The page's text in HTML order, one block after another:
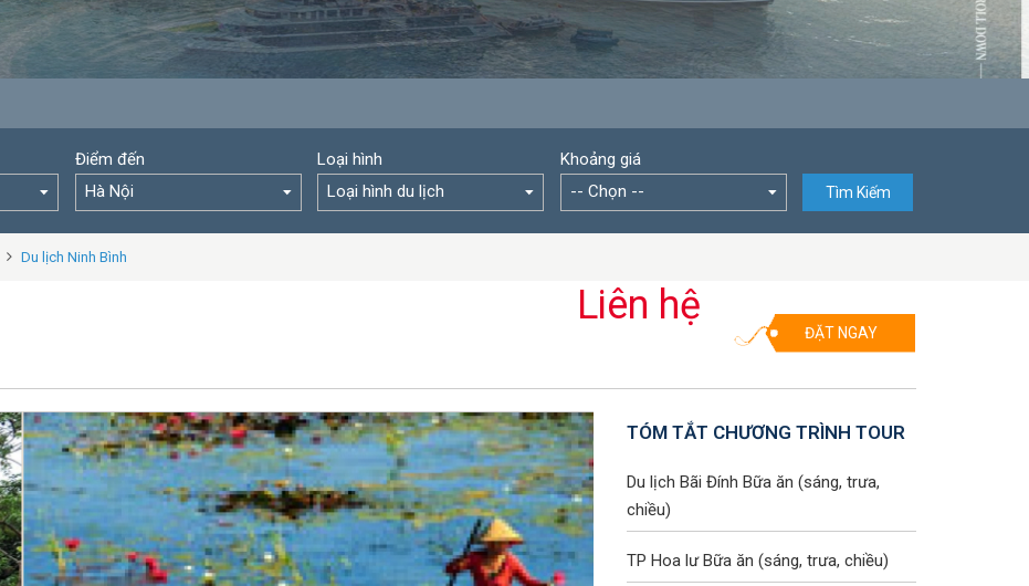
Điểm đến
Hà Nội
Loại hình
Loại hình du lịch
Khoảng giá
-- Chọn --
Tìm Kiếm
Du lịch Ninh Bình
Liên hệ
ĐẶT NGAY
TÓM TẮT CHƯƠNG TRÌNH TOUR
Du lịch Bãi Đính Bữa ăn (sáng, trưa,
chiều)
TP Hoa lưBữa ăn (sáng, trưa, chiều)